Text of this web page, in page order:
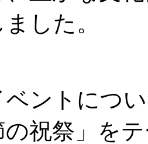
した。
ントにつ
祝祭」を